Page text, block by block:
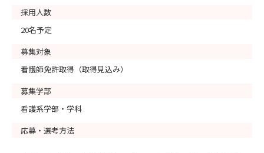
採用人数
20名予定
募集対象
看護師免許取得（取得見込み）
募集学部
看護系学部・学科
応募・選考方法